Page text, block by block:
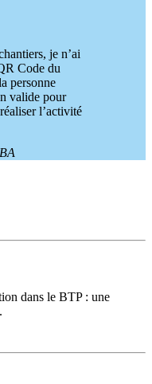
je n’ai
Code du
personne
valide pour
l’activité
dans le BTP : une